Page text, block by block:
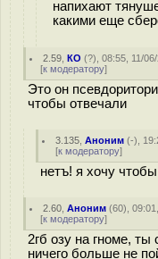
напихают
какими еще
2.59 ,КО (?), 08:55, 11/
[к модератору]
Это он
чтобы отвечали
3.135 ,Аноним (-),
[к модератору]
нетъ! я хочу
2.60 ,Аноним (60),
[к модератору]
2гб озу на гноме,
ничего больше не